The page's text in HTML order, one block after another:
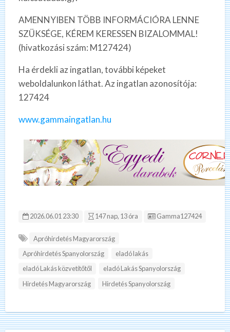
AMENNYIBEN TÖBB INFORMÁCIÓRA LENNE
SZÜKSÉGE, KÉREM KERESSEN BIZALOMMAL!
(hivatkozási szám: M127424)
Ha érdekli az ingatlan, további képeket
weboldalunkon láthat. Az ingatlan azonosítója:
127424
www.gammaingatlan.hu
2026.06.01 23:30 147 nap, 13 óra Hirdetés ID:
Gamma127424
Apróhirdetés Magyarország
Apróhirdetés Spanyolország
eladó lakás
eladó Lakás közvetítőtől
eladó Lakás Spanyolország
Hirdetés Magyarország
Hirdetés Spanyolország